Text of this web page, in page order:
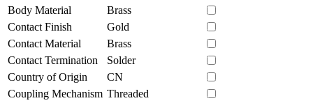
Body Material
Brass
Contact Finish
Gold
Contact Material
Brass
Contact Termination
Solder
Country of Origin
CN
Coupling Mechanism Threaded